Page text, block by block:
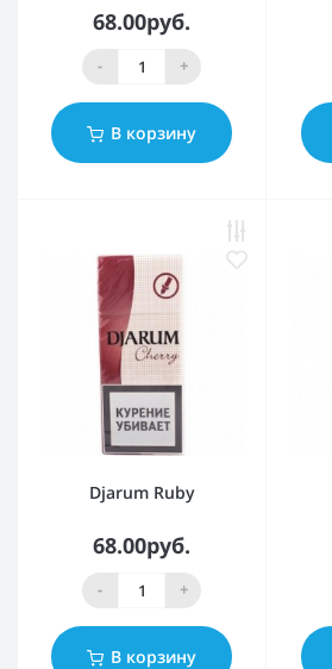
68.00руб.
- +
В корзину
Djarum Ruby
68.00руб.
- +
В корзину